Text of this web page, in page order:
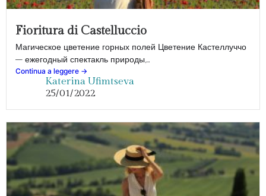
Fioritura di Castelluccio
Магическое цветение горных полей Цветение Кастеллуччо
– ежегодный спектакль природы,...
Continua a leggere ->
Katerina Ufimtseva
25/01/2022